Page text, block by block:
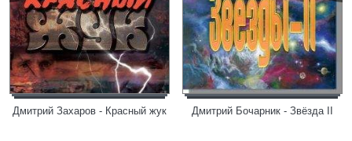
Дмитрий Захаров - Красный жук Дмитрий Бочарник - Звёзда II